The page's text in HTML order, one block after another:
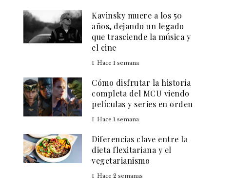
Kavinsky muere a los 50
años, dejando un legado
que trasciende la música y
el cine
Hace 1 semana
Cómo disfrutar la historia
completa del MCU viendo
películas y series en orden
Hace 1 semana
Diferencias clave entre la
dieta flexitariana y el
vegetarianismo
Hace 2 semanas